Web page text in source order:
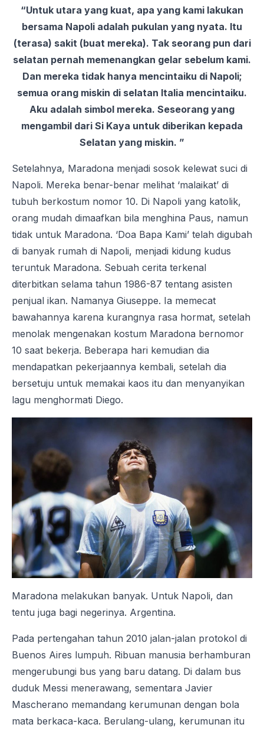
“Untuk utara yang kuat, apa yang kami lakukan
bersama Napoli adalah pukulan yang nyata. Itu
(terasa) sakit (buat mereka). Tak seorang pun dari
selatan pernah memenangkan gelar sebelum kami.
Dan mereka tidak hanya mencintaiku di Napoli;
semua orang miskin di selatan Italia mencintaiku.
Aku adalah simbol mereka. Seseorang yang
mengambil dari Si Kaya untuk diberikan kepada
Selatan yang miskin. ”
Setelahnya, Maradona menjadi sosok kelewat suci di
Napoli. Mereka benar-benar melihat ‘malaikat’ di
tubuh berkostum nomor 10. Di Napoli yang katolik,
orang mudah dimaafkan bila menghina Paus, namun
tidak untuk Maradona. ‘Doa Bapa Kami’ telah digubah
di banyak rumah di Napoli, menjadi kidung kudus
teruntuk Maradona. Sebuah cerita terkenal
diterbitkan selama tahun 1986-87 tentang asisten
penjual ikan. Namanya Giuseppe. Ia memecat
bawahannya karena kurangnya rasa hormat, setelah
menolak mengenakan kostum Maradona bernomor
10 saat bekerja. Beberapa hari kemudian dia
mendapatkan pekerjaannya kembali, setelah dia
bersetuju untuk memakai kaos itu dan menyanyikan
lagu menghormati Diego.
Maradona melakukan banyak. Untuk Napoli, dan
tentu juga bagi negerinya. Argentina.
Pada pertengahan tahun 2010 jalan-jalan protokol di
Buenos Aires lumpuh. Ribuan manusia berhamburan
mengerubungi bus yang baru datang. Di dalam bus
duduk Messi menerawang, sementara Javier
Mascherano memandang kerumunan dengan bola
mata berkaca-kaca. Berulang-ulang, kerumunan itu